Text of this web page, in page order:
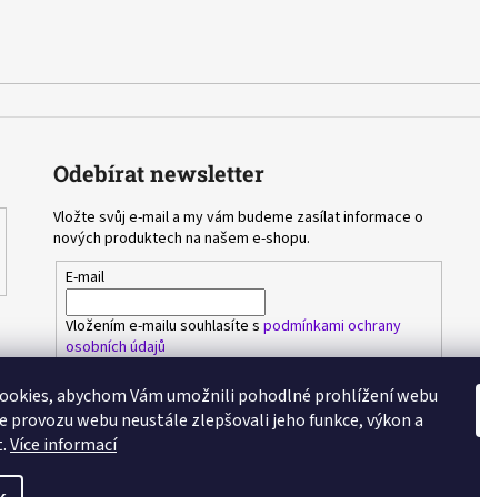
abychom Vám umožnili pohodlné prohlížení webu
provozu webu neustále zlepšovali jeho funkce, výkon a
Více informací
Odebírat newsletter
Vložte svůj e-mail a my vám budeme zasílat informace o
nových produktech na našem e-shopu.
E-mail
Vložením e-mailu souhlasíte spodmínkami ochrany
osobních údajů
PŘIHLÁSIT SE